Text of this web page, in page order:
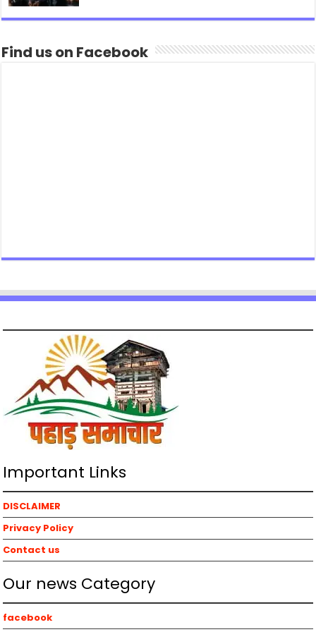
Find us on Facebook
Important Links
DISCLAIMER
Privacy Policy
Contact us
Our news Category
facebook